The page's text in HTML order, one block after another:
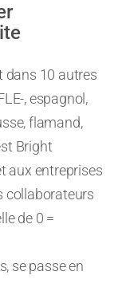
dans 10 autres
, espagnol,
flamand,
Bright
aux entreprises
collaborateurs
de 0 =
se passe en